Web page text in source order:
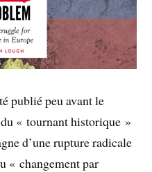
publié peu avant le
« tournant historique »
d’une rupture radicale
« changement par